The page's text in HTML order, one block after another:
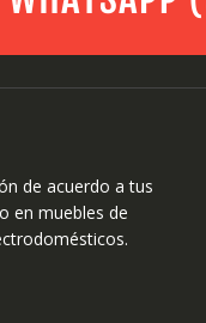
de acuerdo a tus
en muebles de